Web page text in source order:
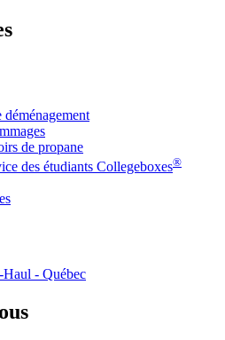
déménagement
de propane
des étudiants Collegeboxes®
Haul - Québec